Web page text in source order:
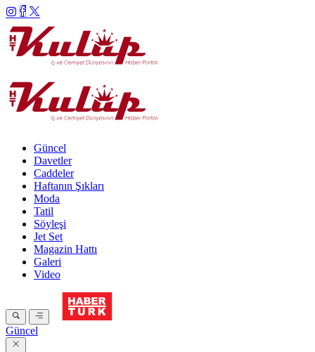
Güncel
Davetler
Caddeler
Haftanın Şıkları
Moda
Tatil
Söyleşi
Jet Set
Magazin Hattı
Galeri
Video
Güncel